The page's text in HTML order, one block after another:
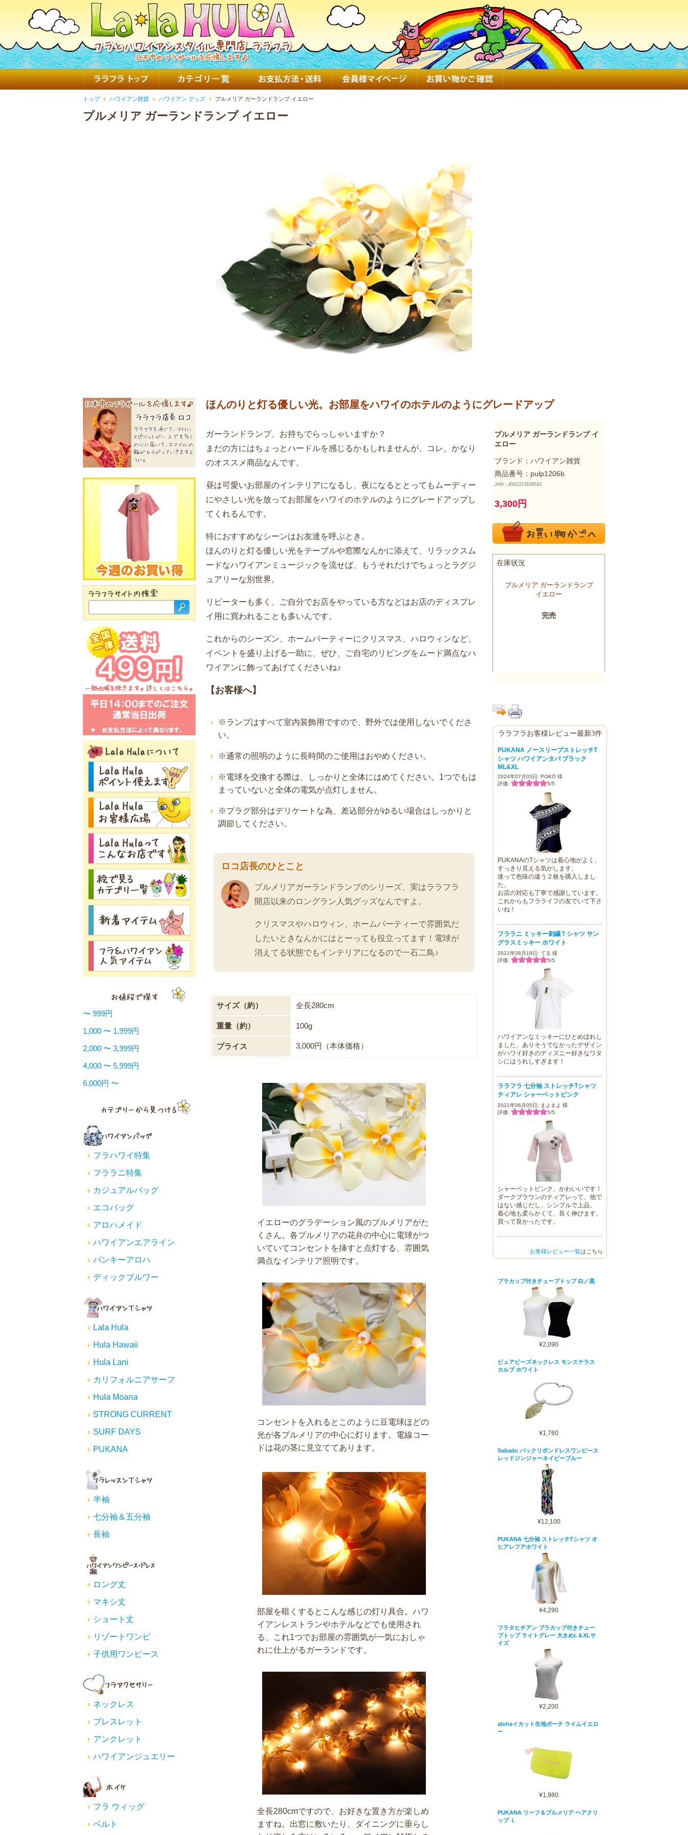
トップ ハワイアン雑貨 ハワイアン グッズ プルメリア ガーランドランプ イエロー
プルメリア ガーランドランプ イエロー
ほんのりと灯る優しい光。お部屋をハワイのホテルのようにグレードアップ
ガーランドランプ、お持ちでらっしゃいますか？
まだの方にはちょっとハードルを感じるかもしれませんが、コレ、かなり
のオススメ商品なんです。
昼は可愛いお部屋のインテリアになるし、夜になるととってもムーディー
にやさしい光を放ってお部屋をハワイのホテルのようにグレードアップし
てくれるんです。
特におすすめなシーンはお友達を呼ぶとき。
ほんのりと灯る優しい光をテーブルや窓際なんかに添えて、リラックスム
ードなハワイアンミュージックを流せば、もうそれだけでちょっとラグジ
ュアリーな別世界。
リピーターも多く、ご自分でお店をやっている方などはお店のディスプレ
イ用に買われることも多いんです。
これからのシーズン、ホームパーティーにクリスマス、ハロウィンなど、
イベントを盛り上げる一助に、ぜひ、ご自宅のリビングをムード満点なハ
ワイアンに飾ってあげてくださいね♪
【お客様へ】
※ランプはすべて室内装飾用ですので、野外では使用しないでくださ
い。
※通常の照明のように長時間のご使用はおやめください。
※電球を交換する際は、しっかりと全体にはめてください。1つでもは
まっていないと全体の電気が点灯しません。
※プラグ部分はデリケートな為、差込部分がゆるい場合はしっかりと
調節してください。
ロコ店長のひとこと
プルメリアガーランドランプのシリーズ、実はララフラ
開店以来のロングラン人気グッズなんですよ。
クリスマスやハロウィン、ホームパーティーで雰囲気だ
したいときなんかにはとーっても役立ってます！電球が
消えてる状態でもインテリアになるので一石二鳥♪
サイズ（約） 全長280cm
重量（約） 100g
プライス 3,000円（本体価格）
イエローのグラデーション風のプルメリアがた
くさん。各プルメリアの花弁の中心に電球がつ
いていてコンセントを挿すと点灯する、雰囲気
満点なインテリア照明です。
コンセントを入れるとこのように豆電球ほどの
光が各プルメリアの中心に灯ります。電線コー
ドは花の茎に見立ててあります。
部屋を暗くするとこんな感じの灯り具合。ハワ
イアンレストランやホテルなどでも使用され
る、これ1つでお部屋の雰囲気が一気におしゃ
れに仕上がるガーランドです。
全長280cmですので、お好きな置き方が楽しめ
ますね。出窓に敷いたり、ダイニングに垂らし
プルメリア ガーランドランプ イ
エロー
ブランド：ハワイアン雑貨
商品番号：pulp1206b
JAN：4562372638510
3,300円
ララフラお客様レビュー最新3件
PUKANA ノースリーブストレッチT
シャツ ハワイアンタパ ブラック
ML&XL
2024年07月03日: POKO 様
評価:
5/5
PUKANAのTシャツは着心地がよく、
すっきり見える気がします。
迷って色味の違う２枚を購入しまし
た。
お店の対応も丁寧で感謝しています。
これからもフラライフの友でいて下さ
いね！
フララニ ミッキー刺繍Ｔシャツ サン
グラスミッキー ホワイト
2021年08月19日: てる 様
評価:
5/5
ハワイアンなミッキーにひとめぼれし
ました、ありそうでなかったデザイン
がハワイ好きのディズニー好きなワタ
シにはうれしすぎます！
ララフラ 七分袖 ストレッチTシャツ
ティアレ シャーベットピンク
2021年06月05日: まよまよ 様
評価:
5/5
シャーベットピンク、かわいいです！
ダークブラウンのティアレって、他で
はない感じだし、シンプルで上品。
着心地も柔らかくて、良く伸びます。
買って良かったです。
お客様レビュー一覧はこちら
ブラカップ付きチューブトップ 白／黒
¥2,090
ピュアビーズネックレス モンステラス
カルプ ホワイト
¥1,760
Sabado バックリボンドレスワンピース
レッドジンジャーネイビーブルー
¥12,100
PUKANA 七分袖 ストレッチTシャツ オ
ヒアレフアホワイト
¥4,290
フラタヒチアン ブラカップ付きチュー
ブトップ ライトグレー 大きめL＆XLサ
イズ
¥2,200
alohaイカット生地ポーチ ライムイエロ
ー
¥1,980
PUKANA リーフ＆プルメリア ヘアクリ
ップ Ｌ
〜 999円
1,000 〜 1,999円
2,000 〜 3,999円
4,000 〜 5,999円
6,000円 〜
フラハワイ特集
フララニ特集
カジュアルバッグ
エコバッグ
アロハメイド
ハワイアンエアライン
パンキーアロハ
ディックブルワー
Lala Hula
Hula Hawaii
Hula Lani
カリフォルニアサーフ
Hula Moana
STRONG CURRENT
SURF DAYS
PUKANA
半袖
七分袖＆五分袖
長袖
ロング丈
マキシ丈
ショート丈
リゾートワンピ
子供用ワンピース
ネックレス
ブレスレット
アンクレット
ハワイアンジュエリー
フラ ウィッグ
ベルト